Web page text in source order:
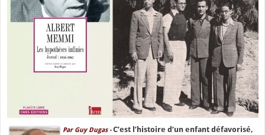
Par Guy Dugas -C’est l’histoire d’un enfant défavorisé,